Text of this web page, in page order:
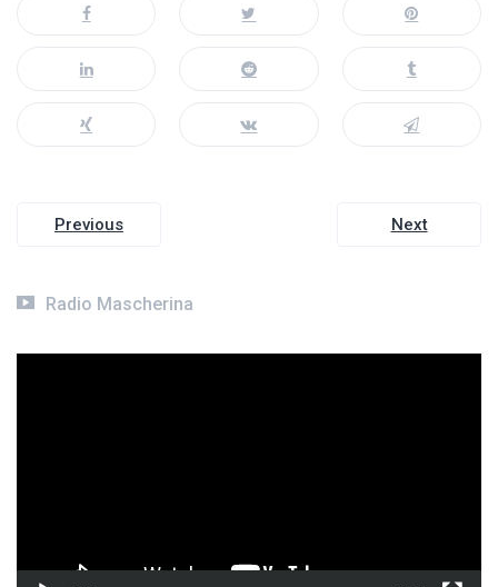
Navigazione
Previous Next
Radio Mascherina